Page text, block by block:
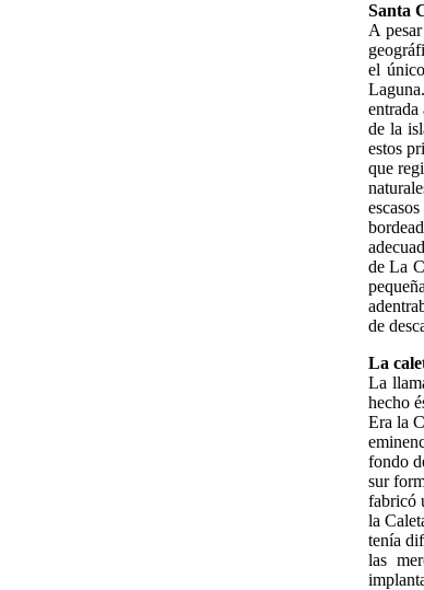
Santa
A
el
de la
estos
que
de La
de
La
La
hecho
Era la
fondo
sur
fabricó
la
tenía
las